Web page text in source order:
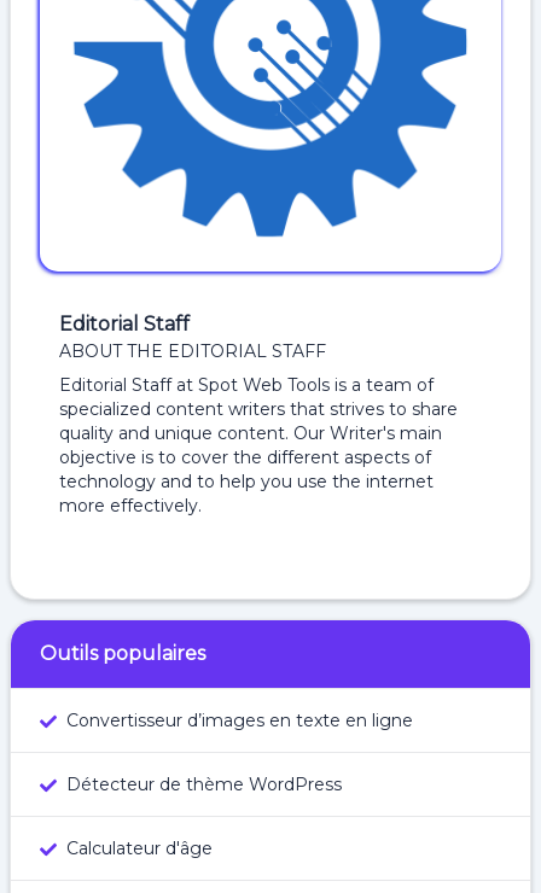
Editorial Staff
ABOUT THE EDITORIAL STAFF
Editorial Staff at Spot Web Tools is a team of
specialized content writers that strives to share
quality and unique content. Our Writer's main
objective is to cover the different aspects of
technology and to help you use the internet
more effectively.
Outils populaires
Convertisseur d’images en texte en ligne
Détecteur de thème WordPress
Calculateur d'âge